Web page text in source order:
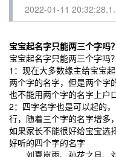
2022-01-11
宝宝起名字只能两三个字吗？
宝宝起名字只能两三个字吗？
1：现在大多数缘主给宝宝
两个字的名字，但是两个字
也不能用两个字的名字上户
2：四字名字也是可以起的
行，随着三个字的名字增多
如果家长不能很好给宝宝选
好听的四个字的名字
刘夏岚雨、孙花之月、